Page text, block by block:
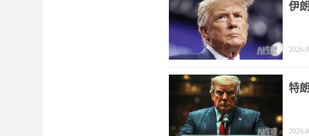
伊
2026-
特
2026-